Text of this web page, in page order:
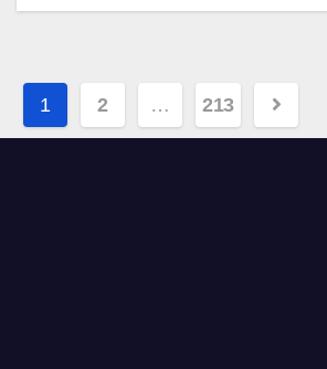
Навигация
по
1 2 … 213